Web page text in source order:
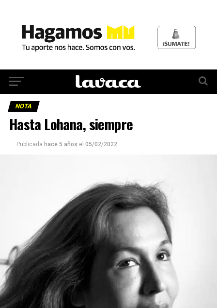
NOTA
Hasta Lohana, siempre
Publicada hace 5 años el 05/02/2022